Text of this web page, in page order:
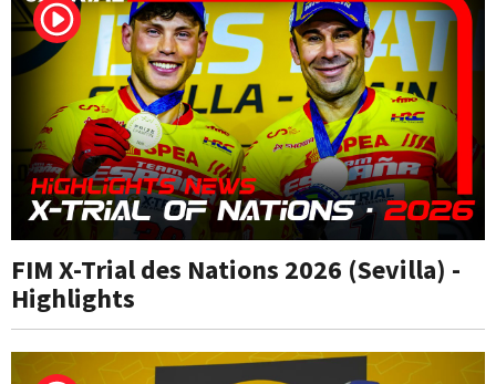
FIM X-Trial des Nations 2026 (Sevilla) -
Highlights